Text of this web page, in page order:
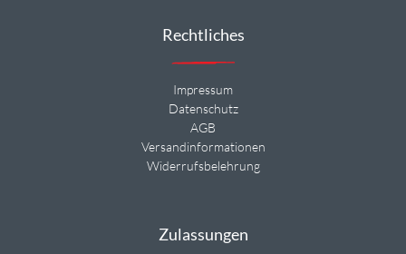
Rechtliches
Impressum
Datenschutz
AGB
Versandinformationen
Widerrufsbelehrung
Zulassungen